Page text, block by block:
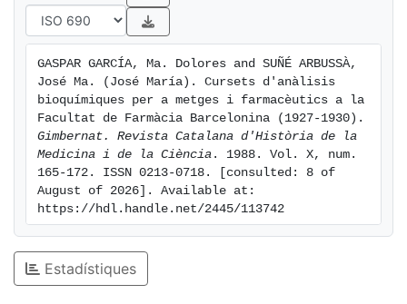
GASPAR GARCÍA, Ma. Dolores and SUÑÉ ARBUSSÀ,
José Ma. (José María). Cursets d'anàlisis
bioquímiques per a metges i farmacèutics a la
Gimbernat. Revista Catalana d'Història de la
Medicina i de la Ciència . 1988. Vol. X, num.
165-172. ISSN 0213-0718. [consulted: 8 of
August of 2026]. Available at:
https://hdl.handle.net/2445/113742
Estadístiques